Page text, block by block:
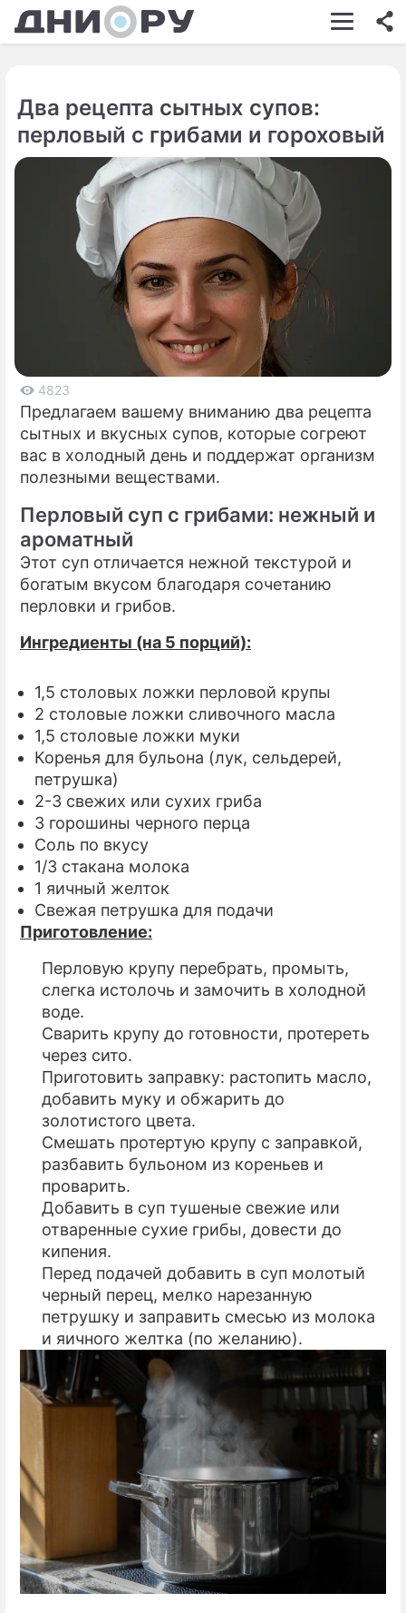
ШОУ-БИЗНЕС
КИНО
НЕДВИЖИМОСТЬ
ЗДОРОВЬЕ
ЭКОНОМИКА
ПРОИСШЕСТВИЯ
СОННИК
СТИЛЬ ЖИЗНИ
СЕРИАЛЫ
ИГРЫ
ПРЕСС-РЕЛИЗЫ
Два рецепта сытных супов:
перловый с грибами и гороховый
4823
Предлагаем вашему вниманию два рецепта
сытных и вкусных супов, которые согреют
вас в холодный день и поддержат организм
полезными веществами.
Перловый суп с грибами: нежный и
ароматный
Этот суп отличается нежной текстурой и
богатым вкусом благодаря сочетанию
перловки и грибов.
Ингредиенты (на 5 порций):
1,5 столовых ложки перловой крупы
2 столовые ложки сливочного масла
1,5 столовые ложки муки
Коренья для бульона (лук, сельдерей,
петрушка)
2-3 свежих или сухих гриба
3 горошины черного перца
Соль по вкусу
1/3 стакана молока
1 яичный желток
Свежая петрушка для подачи
Приготовление:
Перловую крупу перебрать, промыть,
слегка истолочь и замочить в холодной
воде.
Сварить крупу до готовности, протереть
через сито.
Приготовить заправку: растопить масло,
добавить муку и обжарить до
золотистого цвета.
Смешать протертую крупу с заправкой,
разбавить бульоном из кореньев и
проварить.
Добавить в суп тушеные свежие или
отваренные сухие грибы, довести до
кипения.
Перед подачей добавить в суп молотый
черный перец, мелко нарезанную
петрушку и заправить смесью из молока
и яичного желтка (по желанию).